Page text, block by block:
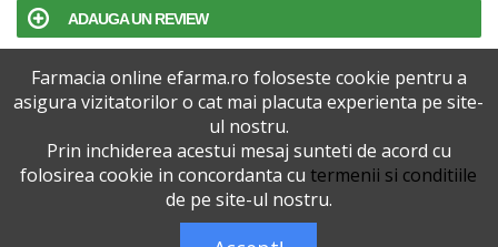
ADAUGA UN REVIEW
TERMENI SI CONDITII
POLITICA DE CONFIDENTIALITATE
VERSIUNEA DESKTOP
Farmacia online efarma.ro foloseste cookie pentru a
asigura vizitatorilor o cat mai placuta experienta pe site-
ul nostru.
Prin inchiderea acestui mesaj sunteti de acord cu
folosirea cookie in concordanta cu termenii si conditiile
de pe site-ul nostru.